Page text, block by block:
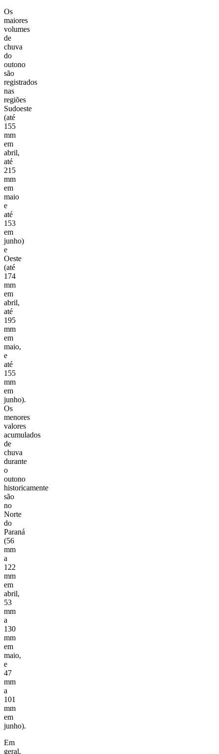
Os
maiores
volumes
de
chuva
do
outono
são
registrados
nas
regiões
Sudoeste
(até
155
mm
em
abril,
até
215
mm
em
maio
e
até
153
em
junho)
e
Oeste
(até
174
mm
em
abril,
até
195
mm
em
maio,
e
até
155
mm
em
junho).
Os
menores
valores
acumulados
de
chuva
durante
o
outono
historicamente
são
no
Norte
do
Paraná
(56
mm
a
122
mm
em
abril,
53
mm
a
130
mm
em
maio,
e
47
mm
a
101
mm
em
junho).
Em
geral,